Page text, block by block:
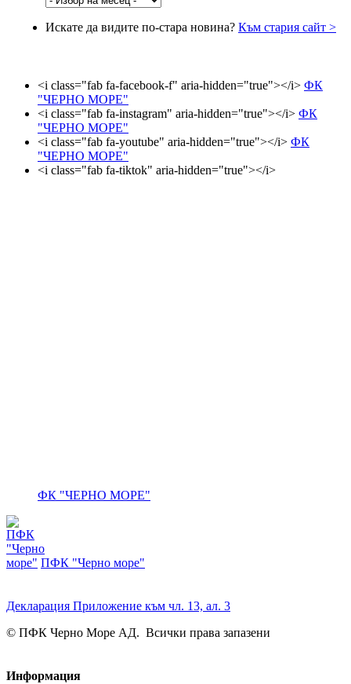
Искате да видите по-стара новина? Към стария сайт >
<i class="fab fa-facebook-f" aria-hidden="true"></i> ФК
"ЧЕРНО МОРЕ"
<i class="fab fa-instagram" aria-hidden="true"></i> ФК
"ЧЕРНО МОРЕ"
<i class="fab fa-youtube" aria-hidden="true"></i> ФК
"ЧЕРНО МОРЕ"
<i class="fab fa-tiktok" aria-hidden="true"></i>
ФК "ЧЕРНО МОРЕ"
ПФК "Черно море"
Декларация Приложение към чл. 13, ал. 3
© ПФК Черно Море АД. Всички права запазени
Информация